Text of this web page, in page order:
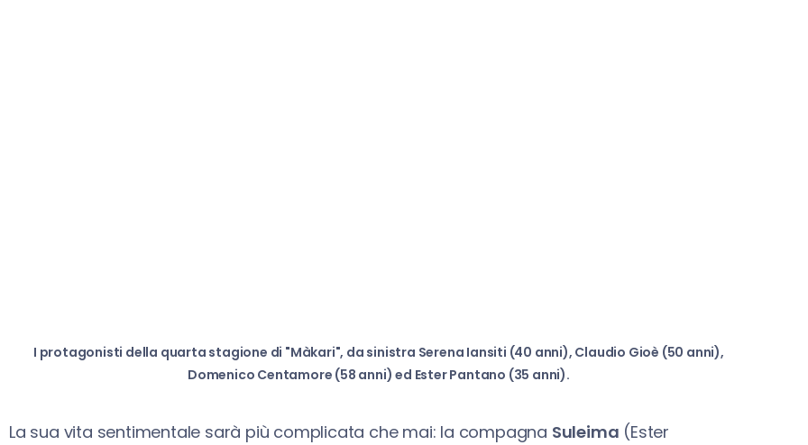
I protagonisti della quarta stagione di "Màkari", da sinistra Serena Iansiti (40 anni), Claudio Gioè (50 anni),
Domenico Centamore (58 anni) ed Ester Pantano (35 anni).
La sua vita sentimentale sarà più complicata che mai: la compagna Suleima (Ester